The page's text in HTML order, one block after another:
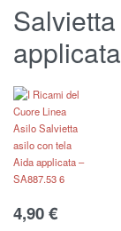
4,90€